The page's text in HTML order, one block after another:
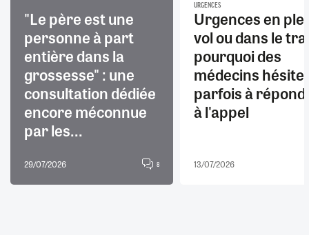
"Le père est une
personne à part
entière dans la
grossesse" : une
consultation dédiée
encore méconnue
par les...
29/07/2026 8
URGENCES
Urgences en
vol ou dans le
pourquoi des
médecins
parfois à
à l'appel
13/07/2026